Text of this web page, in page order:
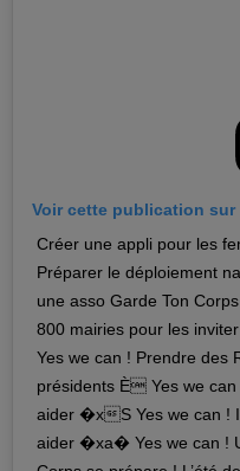
Voir cette publication sur
Créer une appli pour les
Préparer le déploiement
une asso Garde Ton
800 mairies pour les
Yes we can ! Prendre des
présidents È️ Yes we
aider �xS Yes we can !
aider �xa� Yes we can !